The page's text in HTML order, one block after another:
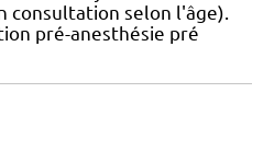
consultation selon l'âge).
pré-anesthésie pré